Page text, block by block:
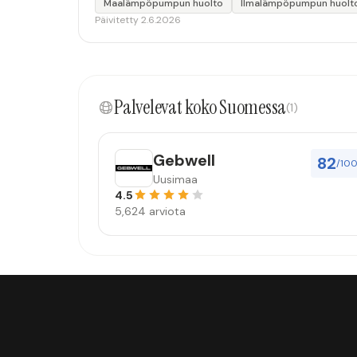
Maalämpöpumpun huolto Ilmalämpöpumpun
Päivitetty 2.6.2026
Palvelevat koko Suomessa(1)
82/100
Gebwell
Uusimaa
4.5
5,624 arviota